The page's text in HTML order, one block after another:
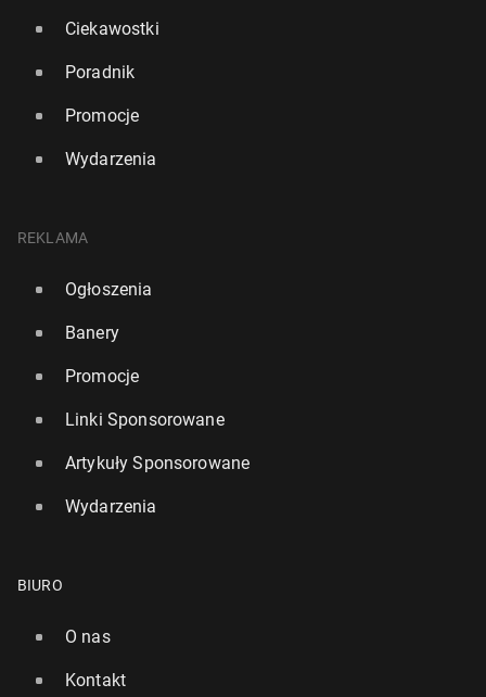
Ciekawostki
Poradnik
Promocje
Wydarzenia
REKLAMA
Ogłoszenia
Banery
Promocje
Linki Sponsorowane
Artykuły Sponsorowane
Wydarzenia
BIURO
O nas
Kontakt